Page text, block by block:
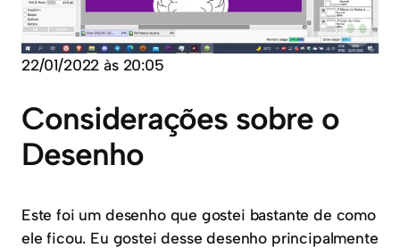
22/01/2022 às 20:05
Considerações sobre o
Desenho
Este foi um desenho que gostei bastante de como
ele ficou. Eu gostei desse desenho principalmente